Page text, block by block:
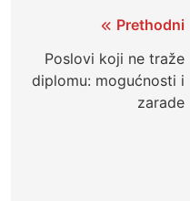
Kretanje
članka
Prethodni
Poslovi koji ne traže
diplomu: mogućnosti i
zarade